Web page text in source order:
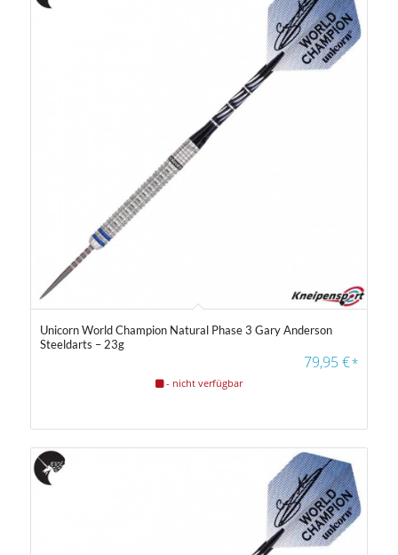
Unicorn World Champion Natural Phase 3 Gary Anderson
Steeldarts – 23g
79,95€*
- nicht verfügbar